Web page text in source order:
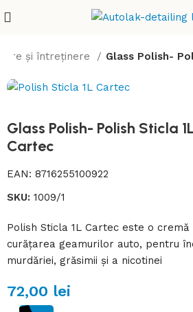
și întreținere Glass Polish-
Glass Polish- Polish Sticla 1L
Cartec
EAN:8716255100922
SKU:1009/1
Polish Sticla 1L Cartec este o
curățarea geamurilor auto, pentru
murdăriei, grăsimii și a nicotinei
72,00 lei